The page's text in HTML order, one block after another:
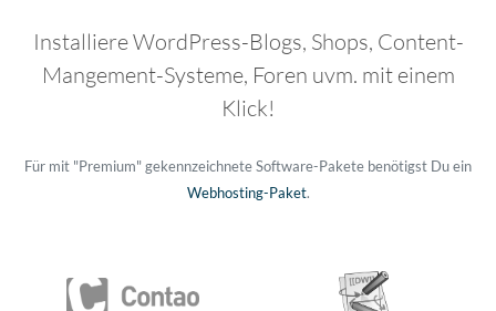
Installiere WordPress-Blogs, Shops, Content-
Mangement-Systeme, Foren uvm. mit einem
Klick!
Für mit "Premium" gekennzeichnete Software-Pakete benötigst Du ein
Webhosting-Paket.